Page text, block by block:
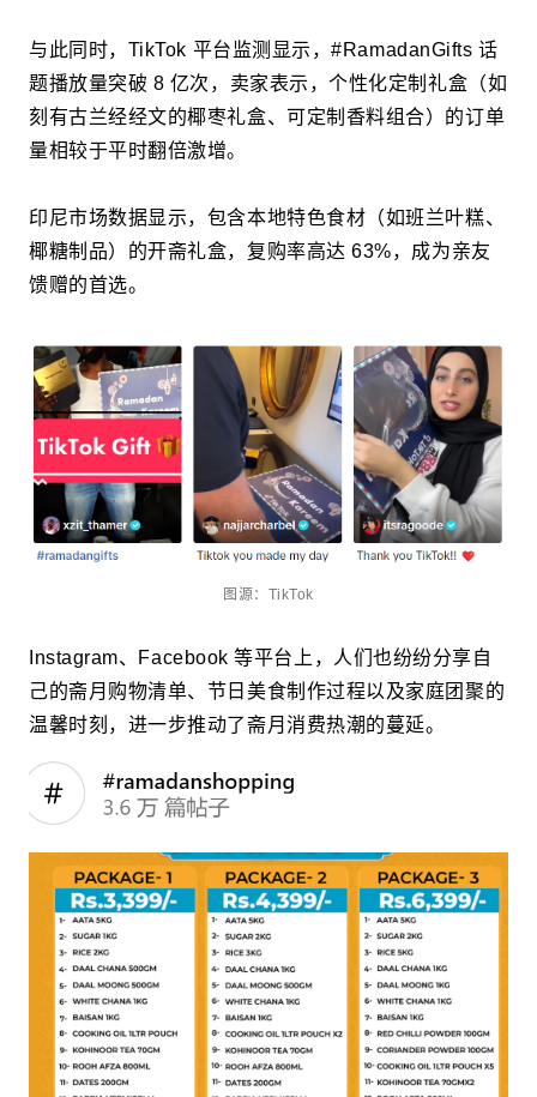
与此同时，TikTok 平台监测显示，#RamadanGifts 话
题播放量突破 8 亿次，卖家表示，个性化定制礼盒（如
刻有古兰经经文的椰枣礼盒、可定制香料组合）的订单
量相较于平时翻倍激增。
印尼市场数据显示，包含本地特色食材（如班兰叶糕、
椰糖制品）的开斋礼盒，复购率高达 63%，成为亲友
馈赠的首选。
图源：TikTok
Instagram、Facebook 等平台上，人们也纷纷分享自
己的斋月购物清单、节日美食制作过程以及家庭团聚的
温馨时刻，进一步推动了斋月消费热潮的蔓延。